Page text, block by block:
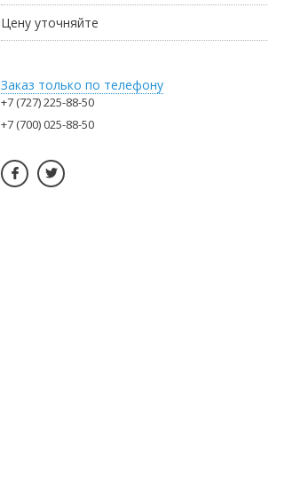
Цену уточняйте
Заказ только по телефону
+7 (727) 225-88-50
+7 (700) 025-88-50